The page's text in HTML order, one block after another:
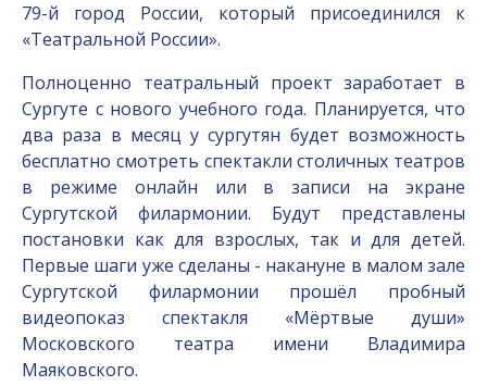
79-й город России, который присоединился к
«Театральной России».
Полноценно театральный проект заработает в
Сургуте с нового учебного года. Планируется, что
два раза в месяц у сургутян будет возможность
бесплатно смотреть спектакли столичных театров
в режиме онлайн или в записи на экране
Сургутской филармонии. Будут представлены
постановки как для взрослых, так и для детей.
Первые шаги уже сделаны - накануне в малом зале
Сургутской филармонии прошёл пробный
видеопоказ спектакля «Мёртвые души»
Московского театра имени Владимира
Маяковского.